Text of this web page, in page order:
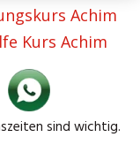
Achim
Kurs Achim
sind wichtig.